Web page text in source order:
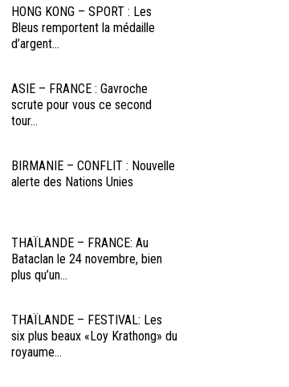
HONG KONG – SPORT : Les
Bleus remportent la médaille
d’argent...
ASIE – FRANCE : Gavroche
scrute pour vous ce second
tour...
BIRMANIE – CONFLIT : Nouvelle
alerte des Nations Unies
THAÏLANDE – FRANCE: Au
Bataclan le 24 novembre, bien
plus qu’un...
THAÏLANDE – FESTIVAL: Les
six plus beaux «Loy Krathong» du
royaume...